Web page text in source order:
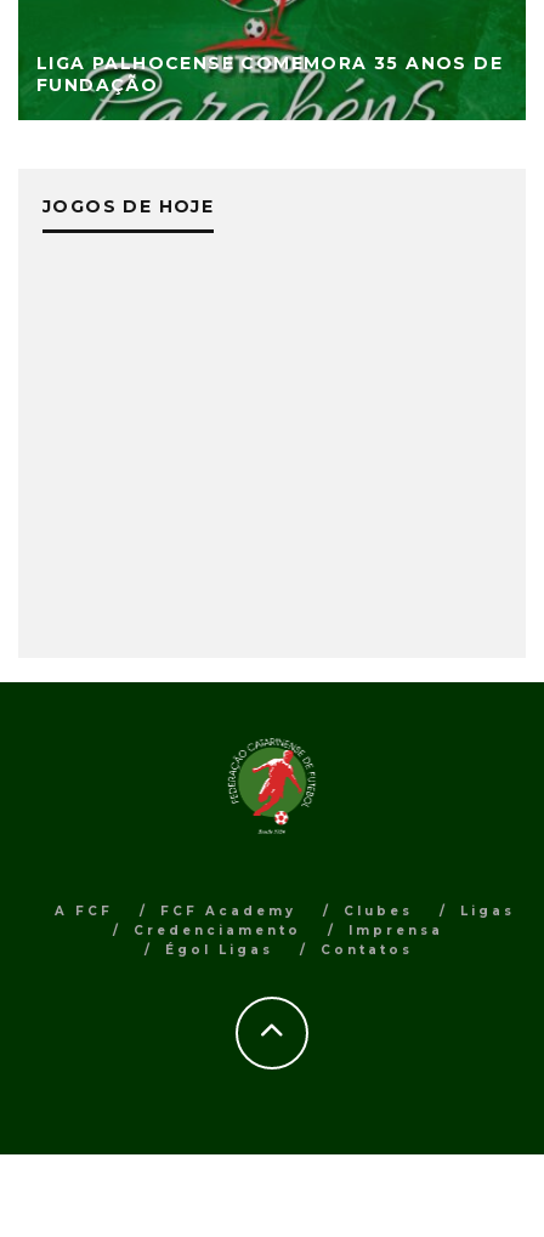
LIGA PALHOCENSE COMEMORA 35 ANOS DE
FUNDAÇÃO
JOGOS DE HOJE
A FCF FCF Academy Clubes
Ligas
Credenciamento
Imprensa
Égol Ligas
Contatos